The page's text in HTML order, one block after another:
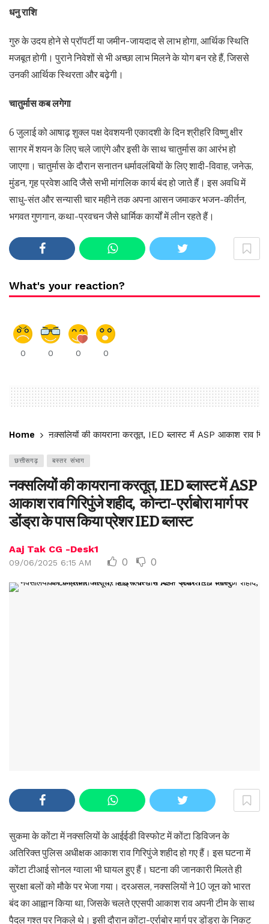
धनु राशि
गुरु के उदय होने से प्रॉपर्टी या जमीन-जायदाद से लाभ होगा, आर्थिक स्थिति
मजबूत होगी। पुराने निवेशों से भी अच्छा लाभ मिलने के योग बन रहे हैं, जिससे
उनकी आर्थिक स्थिरता और बढ़ेगी।
चातुर्मास कब लगेगा
6 जुलाई को आषाढ़ शुक्ल पक्ष देवशयनी एकादशी के दिन श्रीहरि विष्णु क्षीर
सागर में शयन के लिए चले जाएंगे और इसी के साथ चातुर्मास का आरंभ हो
जाएगा। चातुर्मास के दौरान सनातन धर्मावलंबियों के लिए शादी-विवाह, जनेऊ,
मुंडन, गृह प्रवेश आदि जैसे सभी मांगलिक कार्य बंद हो जाते हैं। इस अवधि में
साधु-संत और सन्यासी चार महीने तक अपना आसन जमाकर भजन-कीर्तन,
भगवत गुणगान, कथा-प्रवचन जैसे धार्मिक कार्यों में लीन रहते हैं।
What's your reaction?
0 0 0 0
Home नक्सलियों की कायराना करतूत, IED ब्लास्ट में ASP आकाश राव
छत्तीसगढ़ बस्तर संभाग
नक्सलियों की कायराना करतूत, IED ब्लास्ट में ASP
आकाश राव गिरिपुंजे शहीद, कोन्टा-एर्राबोरा मार्ग पर
डोंड्रा के पास किया प्रेशर IED ब्लास्ट
Aaj Tak CG -Desk1
09/06/2025 6:15 AM 0 0
सुकमा के कोंटा में नक्सलियों के आईईडी विस्फोट में कोंटा डिविजन के
अतिरिक्त पुलिस अधीक्षक आकाश राव गिरिपुंजे शहीद हो गए हैं। इस घटना में
कोंटा टीआई सोनल ग्वाला भी घायल हुए हैं। घटना की जानकारी मिलते ही
सुरक्षा बलों को मौके पर भेजा गया। दरअसल, नक्सलियों ने 10 जून को भारत
बंद का आह्वान किया था, जिसके चलते एएसपी आकाश राव अपनी टीम के साथ
पैदल गश्त पर निकले थे। इसी दौरान कोंटा-एर्राबोर मार्ग पर डोंड्रा के निकट